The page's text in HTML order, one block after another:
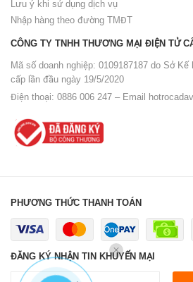
LIÊN HỆ NGAY
Lưu ý khi sử dụng dịch vụ
Nhập hàng theo đường TMĐT
CÔNG TY TNHH THƯƠNG MẠI ĐIỆN TỬ
Mã số doanh nghiệp: 0109187187 do Sở
cấp lần đầu ngày 19/5/2020
Điện thoại: 0886 006 247 – Email
PHƯƠNG THỨC THANH TOÁN
ĐĂNG KÝ NHẬN TIN KHUYẾN MẠI